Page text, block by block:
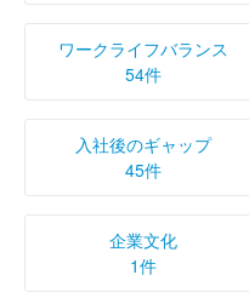
ワークライフバランス
54件
入社後のギャップ
45件
企業文化
1件